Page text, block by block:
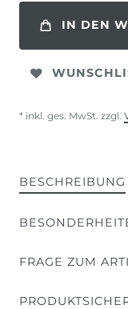
IN DEN
* inkl. ges. MwSt. zzgl.
BESCHREIBUNG
FRAGE ZUM